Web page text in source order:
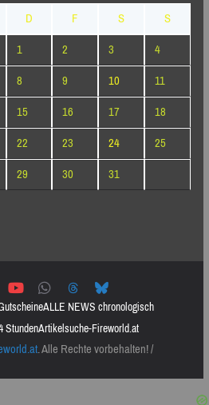
D F S
S
1
2 3
4
8 9 10
11
15 16 17
18
22 23 24
25
29 30
31
ALLE NEWS chronologisch
StundenArtikelsuche-Fireworld.at
. Alle Rechte vorbehalten! /